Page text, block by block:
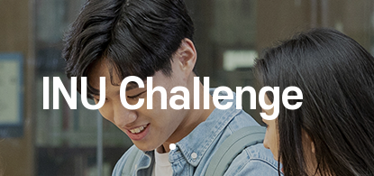
INU Challenge